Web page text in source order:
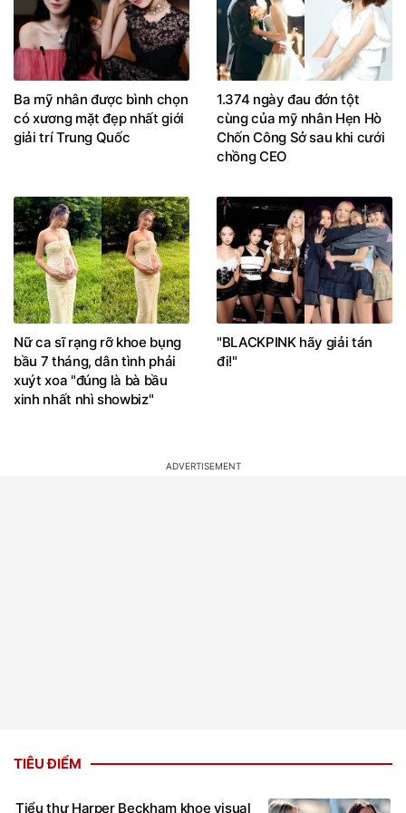
Ba mỹ nhân được bình chọn
có xương mặt đẹp nhất giới
giải trí Trung Quốc
1.374 ngày đau đớn tột
cùng của mỹ nhân Hẹn Hò
Chốn Công Sở sau khi cưới
chồng CEO
Nữ ca sĩ rạng rỡ khoe bụng
bầu 7 tháng, dân tình phải
xuýt xoa "đúng là bà bầu
xinh nhất nhì showbiz"
"BLACKPINK hãy giải tán
đi!"
TIÊU ĐIỂM
Tiểu thư Harper Beckham khoe visual